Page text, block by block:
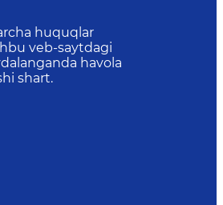
huquqlar
veb-saytdagi
havola
shart.